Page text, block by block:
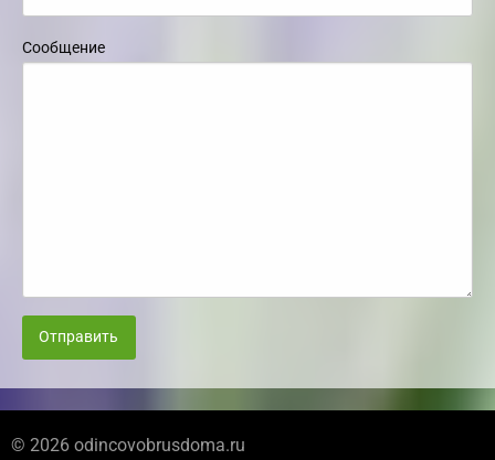
Сообщение
Отправить
© 2026 odincovobrusdoma.ru